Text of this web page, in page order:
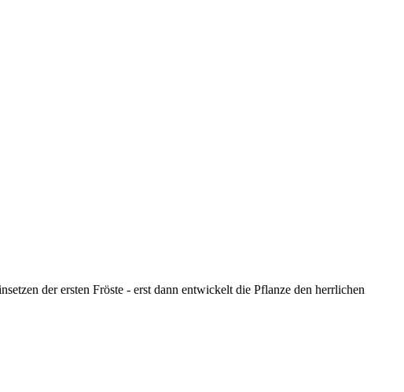
der ersten Fröste - erst dann entwickelt die Pflanze den herrlichen